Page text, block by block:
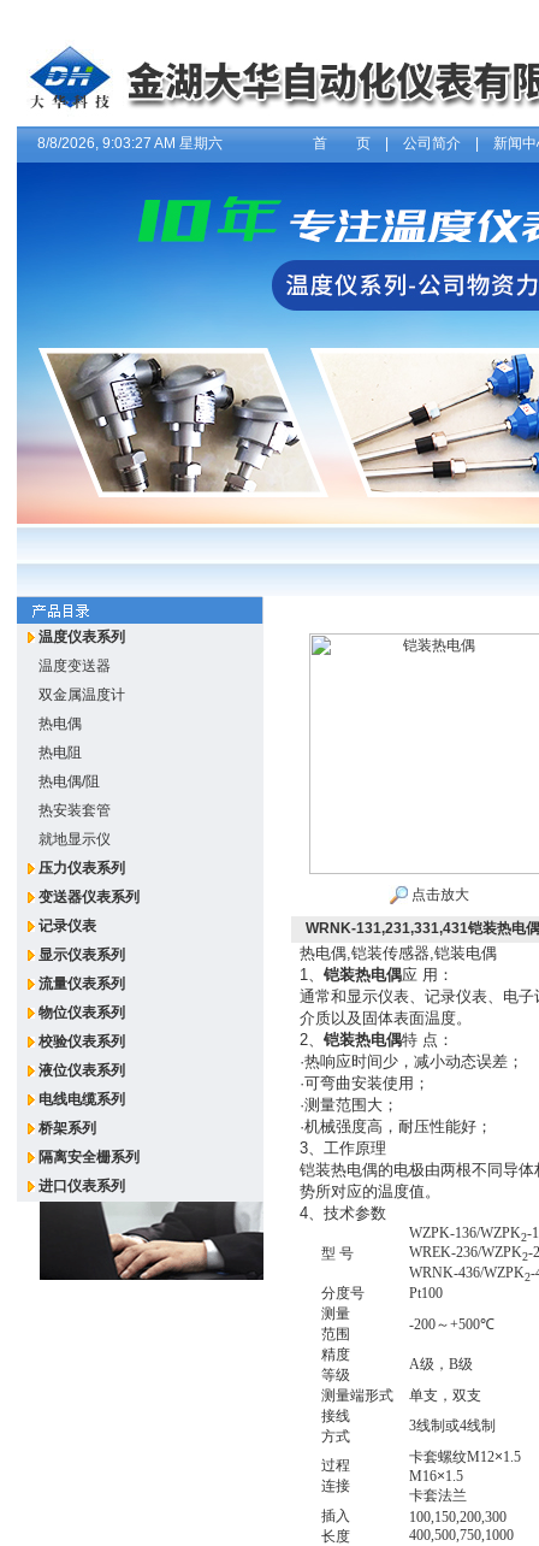
8/8/2026, 9:03:27 AM 星期六 首 页| 公司简介| 新闻中
温度仪表系列
温度变送器
双金属温度计
热电偶
热电阻
热电偶/阻
热安装套管
就地显示仪
压力仪表系列
变送器仪表系列
记录仪表
显示仪表系列
流量仪表系列
物位仪表系列
校验仪表系列
液位仪表系列
电线电缆系列
桥架系列
隔离安全栅系列
进口仪表系列
点击放大
WRNK-131,231,331,431铠装热电偶
热电偶,铠装传感器,铠装电偶
1、 铠装热电偶应 用：
通常和显示仪表、记录仪表、电
介质以及固体表面温度。
2、 铠装热电偶特 点：
·热响应时间少，减小动态误差；
·可弯曲安装使用；
·测量范围大；
·机械强度高，耐压性能好；
3、工作原理
铠装热电偶的电极由两根不同导
势所对应的温度值。
4、技术参数
型 号
WZPK-136/WZPK2-
WREK-236/WZPK2-
WRNK-436/WZPK2-
分度号
Pt100
测量
范围
-200～+500℃
精度
等级
A级， B级
测量端形式
单支，双支
接线
方式
3线制或4线制
过程
连接
卡套螺纹M12×1.5
M16×1.5
卡套法兰
插入
长度
100,150,200,300
400,500,750,1000